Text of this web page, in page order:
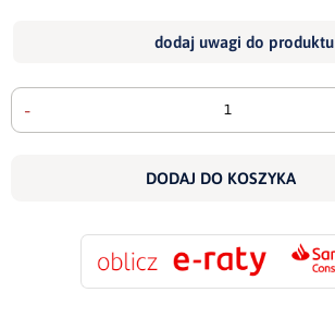
dodaj uwagi do produktu
-
DODAJ DO KOSZYKA